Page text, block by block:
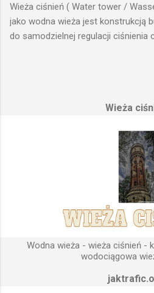
Wieża ciśnień ( Water tower /
jako wodna wieża jest konstrukcją
do samodzielnej regulacji ciśnienia
na którym została wzniesiona.
fundamenty modułu infrastruktury
Podstawową funkcją wież ciśnień
wody do dystrybucji. Zasada
priorytetową przy projektowaniu
odpowiedniego terenu pod
Konstrukcja, aby mogła być w
wybudowana na najwyższym
gromadząca się woda w zbiorniku
umieszczona wyżej, niż instalacje
odbiorców. Schema...
Wieża
Wodna wieża - wieża ciśnień -
wodociągowa